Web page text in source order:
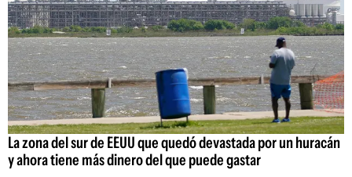
La zona del sur de EEUU que quedó devastada por un huracán
y ahora tiene más dinero del que puede gastar